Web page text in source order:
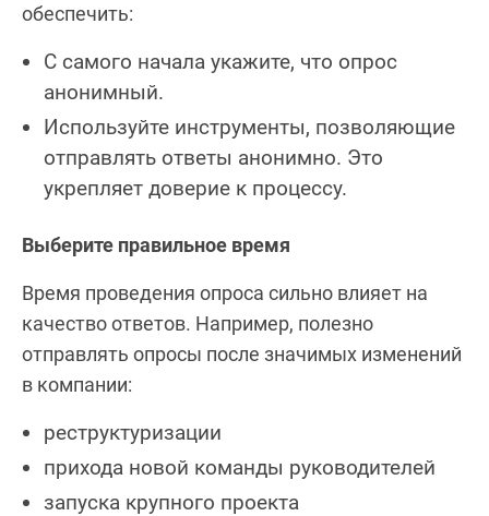
обеспечить:
С самого начала укажите, что опрос
анонимный.
Используйте инструменты, позволяющие
отправлять ответы анонимно. Это
укрепляет доверие к процессу.
Выберите правильное время
Время проведения опроса сильно влияет на
качество ответов. Например, полезно
отправлять опросы после значимых изменений
в компании:
реструктуризации
прихода новой команды руководителей
запуска крупного проекта